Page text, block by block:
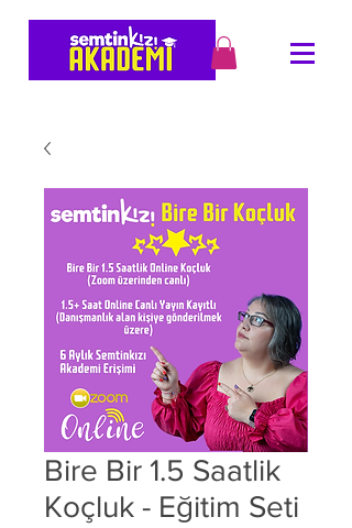
Bire Bir 1.5 Saatlik
Koçluk - Eğitim Seti